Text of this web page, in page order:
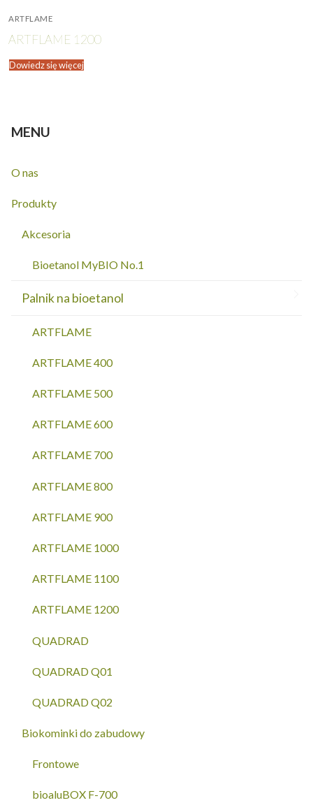
ARTFLAME
ARTFLAME 1200
Dowiedz się więcej
MENU
O nas
Produkty
Akcesoria
Bioetanol MyBIO No.1
Palnik na bioetanol
ARTFLAME
ARTFLAME 400
ARTFLAME 500
ARTFLAME 600
ARTFLAME 700
ARTFLAME 800
ARTFLAME 900
ARTFLAME 1000
ARTFLAME 1100
ARTFLAME 1200
QUADRAD
QUADRAD Q01
QUADRAD Q02
Biokominki do zabudowy
Frontowe
bioaluBOX F-700